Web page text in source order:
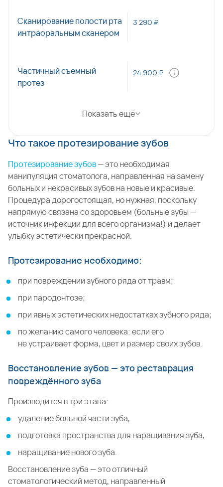
Сканирование полости рта
интраоральным сканером
3 290 ₽
Частичный съемный
протез
24 900 ₽
Показать ещё
Что такое протезирование зубов
Протезирование зубов— это необходимая
манипуляция стоматолога, направленная на замену
больных и некрасивых зубов на новые и красивые.
Процедура дорогостоящая, но нужная, поскольку
напрямую связана со здоровьем (больные зубы —
источник инфекции для всего организма!) и делает
улыбку эстетически прекрасной.
Протезирование необходимо:
при повреждении зубного ряда от травм;
при пародонтозе;
при явных эстетических недостатках зубного ряда;
по желанию самого человека: если его
не устраивает форма, цвет и размер своих зубов.
Восстановление зубов — это реставрация
повреждённого зуба
Производится в три этапа:
удаление больной части зуба,
подготовка пространства для наращивания зуба,
наращивание нового зуба.
Восстановление зуба — это отличный
стоматологический метод, направленный